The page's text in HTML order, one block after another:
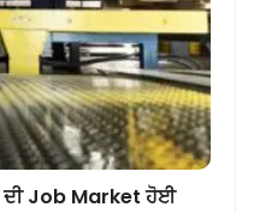
ਦੀ Job Market ਹੋਈ